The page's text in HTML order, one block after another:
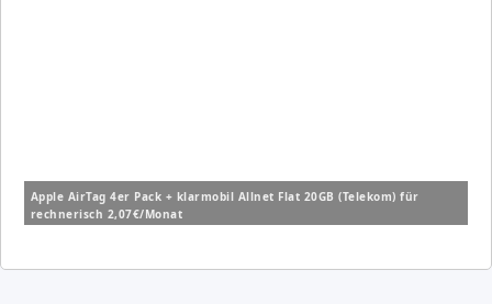
Apple AirTag 4er Pack + klarmobil Allnet Flat 20GB (Telekom) für
rechnerisch 2,07€/Monat